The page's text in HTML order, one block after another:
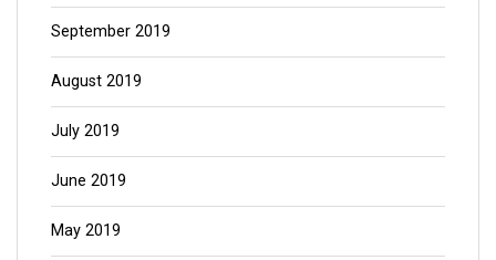
September 2019
August 2019
July 2019
June 2019
May 2019